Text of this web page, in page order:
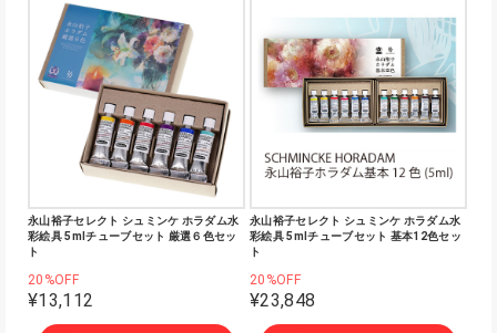
永山裕子セレクト シュミンケ ホラダム水
彩絵具 5mlチューブセット 厳選６色セッ
ト
20%OFF
¥13,112
永山裕子セレクト シュミンケ ホラダム水
彩絵具 5mlチューブセット 基本12色セッ
ト
20%OFF
¥23,848